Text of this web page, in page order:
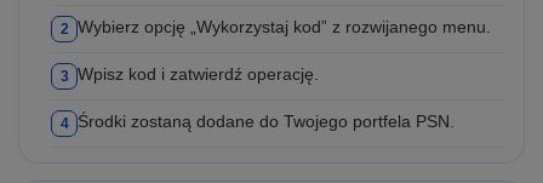
2 Wybierz opcję „Wykorzystaj kod” z rozwijanego menu.
3 Wpisz kod i zatwierdź operację.
4 Środki zostaną dodane do Twojego portfela PSN.